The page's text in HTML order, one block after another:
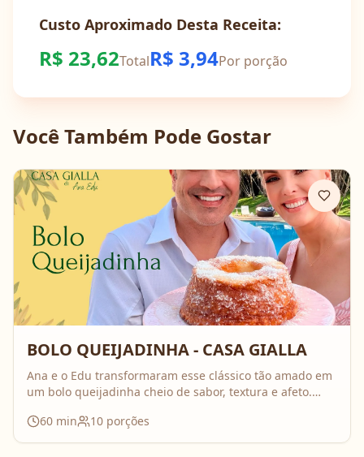
Custo Aproximado Desta Receita:
R$ 23,62TotalR$ 3,94Por porção
Você Também Pode Gostar
BOLO QUEIJADINHA - CASA GIALLA
Ana e o Edu transformaram esse clássico tão amado em
um bolo queijadinha cheio de sabor, textura e afeto.
que surpreende no resultado e perfuma a casa inteira
enquanto assa. Aperte o play, acompanhe o passo a
60 min 10 porções